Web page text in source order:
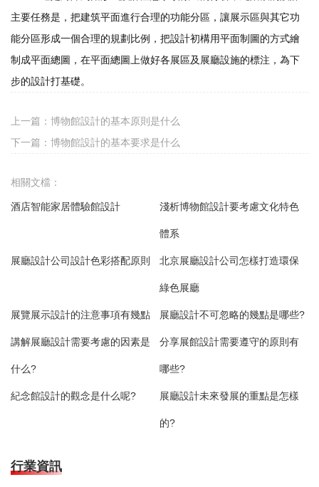
主要任務是，把建筑平面進行合理的功能分區，讓展示區與其它功
能分區形成一個合理的規劃比例，把設計初構用平面制圖的方式繪
制成平面總圖，在平面總圖上做好各展區及展廳設施的標注，為下
步的設計打基礎。
上一篇： 博物館設計的基本原則是什么
下一篇： 博物館設計的基本要求是什么
相關文檔：
酒店智能家居體驗館設計 淺析博物館設計要考慮文化特色
體系
展廳設計公司設計色彩搭配原則 北京展廳設計公司怎樣打造環保
綠色展廳
展覽展示設計的注意事項有幾點 展廳設計不可忽略的幾點是哪些?
講解展廳設計需要考慮的因素是
什么?
分享展館設計需要遵守的原則有
哪些?
紀念館設計的觀念是什么呢? 展廳設計未來發展的重點是怎樣
的?
行業資訊